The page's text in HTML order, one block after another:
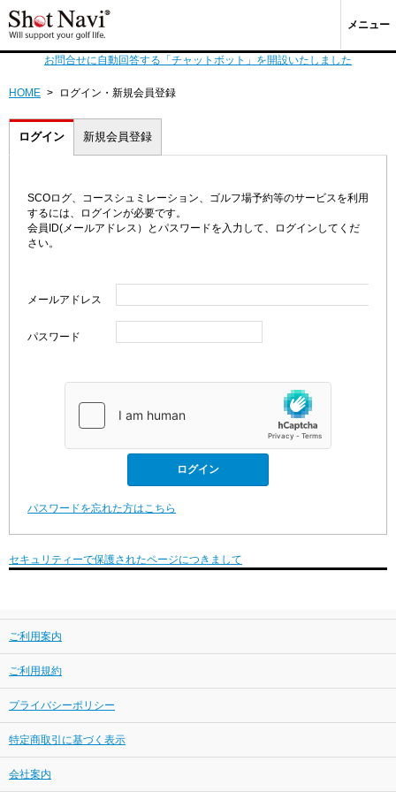
メニュー
お問合せに自動回答する「チャットボット」を開設いたしました
HOME > ログイン・新規会員登録
ログイン 新規会員登録
SCOログ、コースシュミレーション、ゴルフ場予約等のサービスを利用
するには、ログインが必要です。
会員ID(メールアドレス）とパスワードを入力して、ログインしてくだ
さい。
メールアドレス
パスワード
パスワードを忘れた方はこちら
セキュリティーで保護されたページにつきまして
ご利用案内
ご利用規約
プライバシーポリシー
特定商取引に基づく表示
会社案内